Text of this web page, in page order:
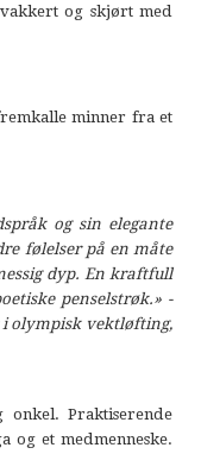
og skjørt med
minner fra et
og sin elegante
følelser på en måte
dyp. En kraftfull
penselstrøk.» -
i olympisk vektløfting,
Praktiserende
og et medmenneske.